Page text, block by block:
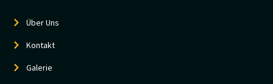
Über Uns
Kontakt
Galerie